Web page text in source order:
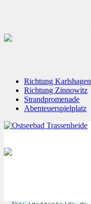
Richtung Karlshagen
Richtung Zinnowitz
Strandpromenade
Abenteuerspielplatz